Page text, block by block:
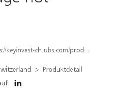
ch.ubs.com/produkt/detail/index/isin/CH1578795317
Produktdetail